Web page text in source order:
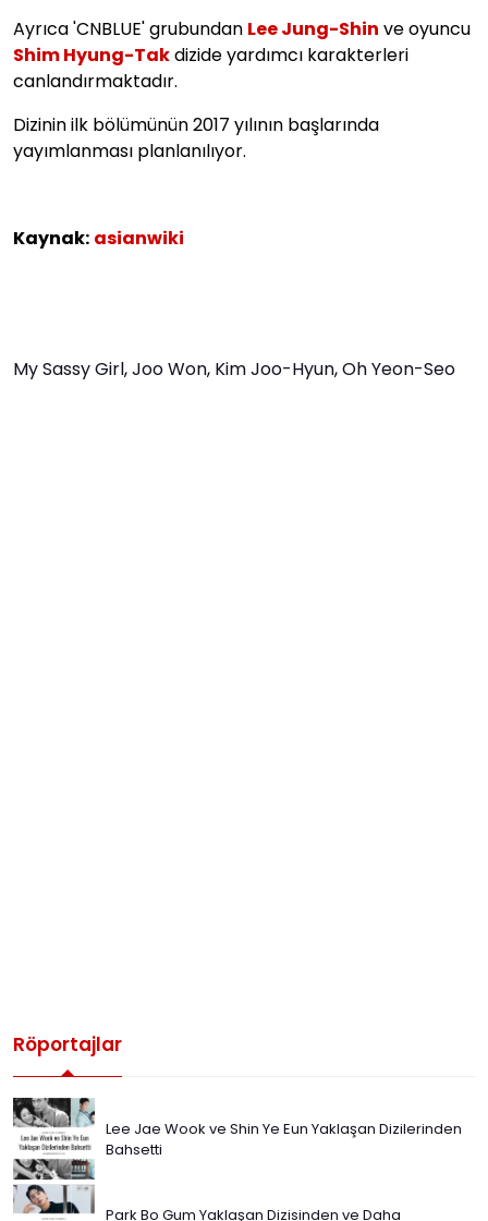
Ayrıca 'CNBLUE' grubundan Lee Jung-Shin ve oyuncu
Shim Hyung-Takdizide yardımcı karakterleri
canlandırmaktadır.
Dizinin ilk bölümünün 2017 yılının başlarında
yayımlanması planlanılıyor.
Kaynak: asianwiki
My Sassy Girl,Joo Won, Kim Joo-Hyun,Oh Yeon-Seo
Röportajlar
Lee Jae Wook ve Shin Ye Eun Yaklaşan Dizilerinden
Bahsetti
Park Bo Gum Yaklaşan Dizisinden ve Daha